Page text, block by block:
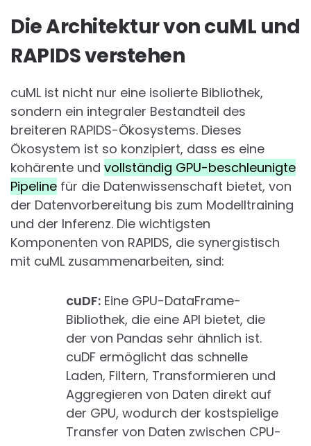
Die Architektur von cuML und
RAPIDS verstehen
cuML ist nicht nur eine isolierte Bibliothek,
sondern ein integraler Bestandteil des
breiteren RAPIDS-Ökosystems. Dieses
Ökosystem ist so konzipiert, dass es eine
kohärente und vollständig GPU-beschleunigte
Pipeline für die Datenwissenschaft bietet, von
der Datenvorbereitung bis zum Modelltraining
und der Inferenz. Die wichtigsten
Komponenten von RAPIDS, die synergistisch
mit cuML zusammenarbeiten, sind:
cuDF: Eine GPU-DataFrame-
Bibliothek, die eine API bietet, die
der von Pandas sehr ähnlich ist.
cuDF ermöglicht das schnelle
Laden, Filtern, Transformieren und
Aggregieren von Daten direkt auf
der GPU, wodurch der kostspielige
Transfer von Daten zwischen CPU-